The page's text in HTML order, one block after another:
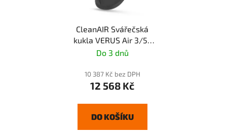
CleanAIR Svářečská
kukla VERUS Air 3/5-
8/9-14
Do 3 dnů
10 387 Kč bez DPH
12 568 Kč
DO KOŠÍKU